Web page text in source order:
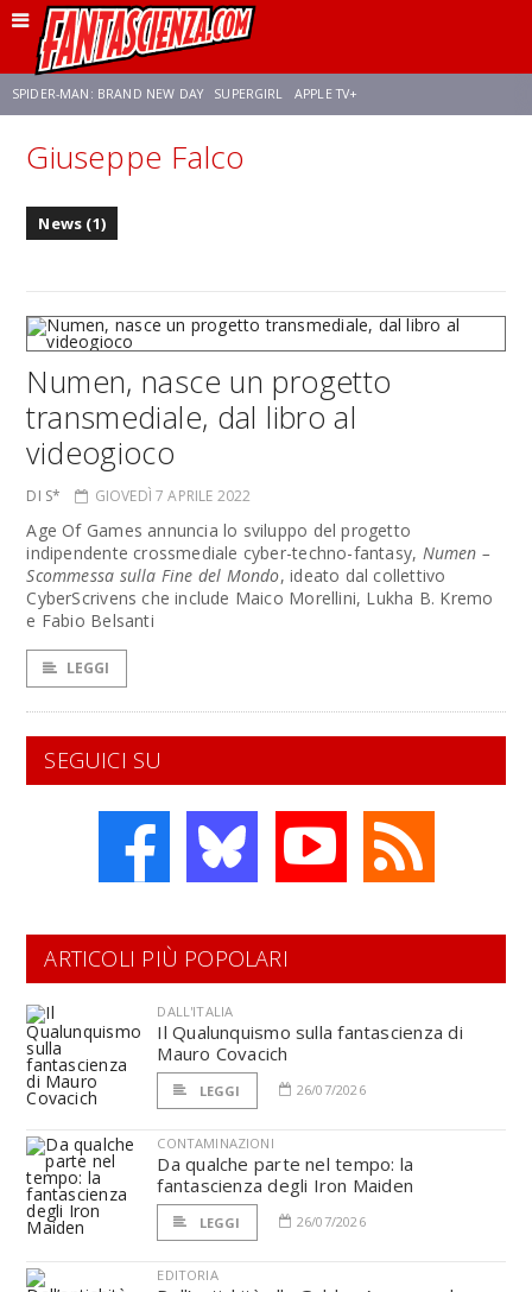
SPIDER-MAN: BRAND NEW DAY SUPERGIRL APPLE TV+
FRANCO RICCIARDIELLO ZENDAYA
Giuseppe Falco
News (1)
Numen, nasce un progetto
transmediale, dal libro al
videogioco
DI S* GIOVEDÌ 7 APRILE 2022
Age Of Games annuncia lo sviluppo del progetto
indipendente crossmediale cyber-techno-fantasy, Numen –
Scommessa sulla Fine del Mondo, ideato dal collettivo
CyberScrivens che include Maico Morellini, Lukha B. Kremo
e Fabio Belsanti
LEGGI
SEGUICI SU
ARTICOLI PIÙ POPOLARI
DALL'ITALIA
Il Qualunquismo sulla fantascienza di
Mauro Covacich
LEGGI 26/07/2026
CONTAMINAZIONI
Da qualche parte nel tempo: la
fantascienza degli Iron Maiden
LEGGI 26/07/2026
EDITORIA